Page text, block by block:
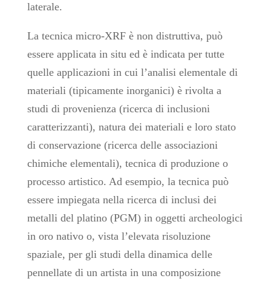
laterale.
La tecnica micro-XRF è non distruttiva, può
essere applicata in situ ed è indicata per tutte
quelle applicazioni in cui l’analisi elementale di
materiali (tipicamente inorganici) è rivolta a
studi di provenienza (ricerca di inclusioni
caratterizzanti), natura dei materiali e loro stato
di conservazione (ricerca delle associazioni
chimiche elementali), tecnica di produzione o
processo artistico. Ad esempio, la tecnica può
essere impiegata nella ricerca di inclusi dei
metalli del platino (PGM) in oggetti archeologici
in oro nativo o, vista l’elevata risoluzione
spaziale, per gli studi della dinamica delle
pennellate di un artista in una composizione